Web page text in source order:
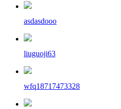
asdasdooo
liuguoji63
wfq18717473328